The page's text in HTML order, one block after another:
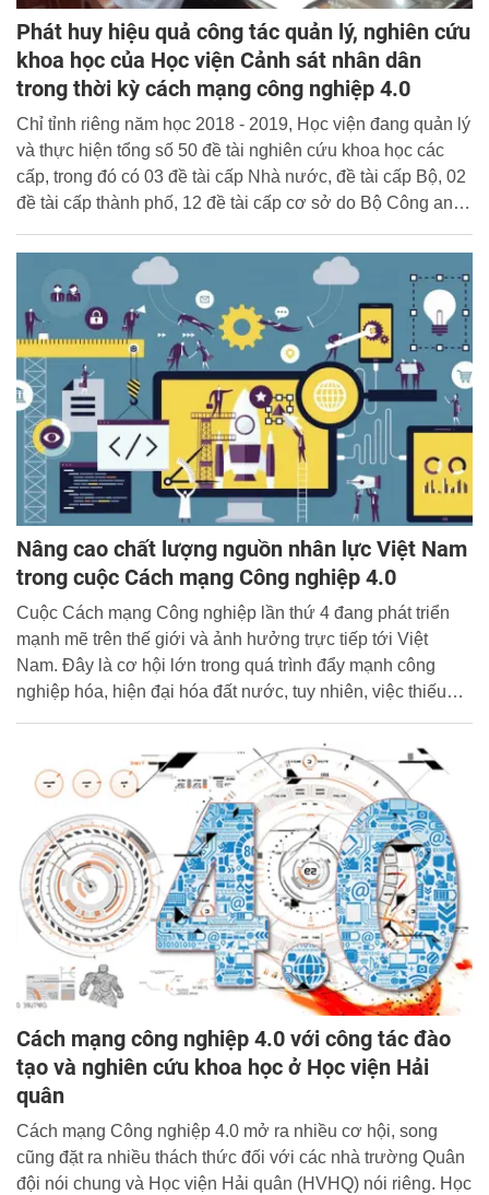
Phát huy hiệu quả công tác quản lý, nghiên cứu
khoa học của Học viện Cảnh sát nhân dân
trong thời kỳ cách mạng công nghiệp 4.0
Chỉ tỉnh riêng năm học 2018 - 2019, Học viện đang quản lý
và thực hiện tổng số 50 đề tài nghiên cứu khoa học các
cấp, trong đó có 03 đề tài cấp Nhà nước, đề tài cấp Bộ, 02
đề tài cấp thành phố, 12 đề tài cấp cơ sở do Bộ Công an
Nâng cao chất lượng nguồn nhân lực Việt Nam
trong cuộc Cách mạng Công nghiệp 4.0
Cuộc Cách mạng Công nghiệp lần thứ 4 đang phát triển
mạnh mẽ trên thế giới và ảnh hưởng trực tiếp tới Việt
Nam. Đây là cơ hội lớn trong quá trình đẩy mạnh công
nghiệp hóa, hiện đại hóa đất nước, tuy nhiên, việc thiếu
đang đặt ra đối với Việt Nam trong đón bắt cơ hội của cuộc
Cách mạng này.
Cách mạng công nghiệp 4.0 với công tác đào
tạo và nghiên cứu khoa học ở Học viện Hải
quân
Cách mạng Công nghiệp 4.0 mở ra nhiều cơ hội, song
cũng đặt ra nhiều thách thức đối với các nhà trường Quân
đội nói chung và Học viện Hải quân (HVHQ) nói riêng. Học